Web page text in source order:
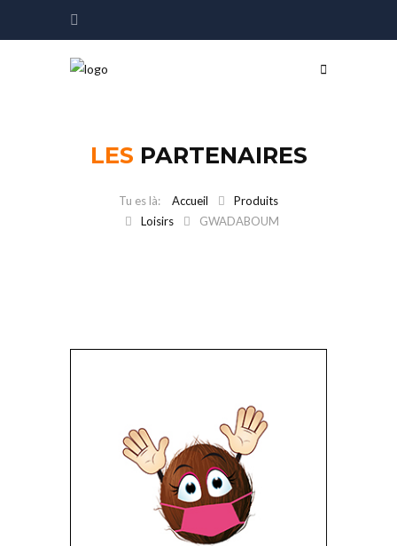
LES PARTENAIRES
Accueil
Produits
Loisirs
GWADABOUM